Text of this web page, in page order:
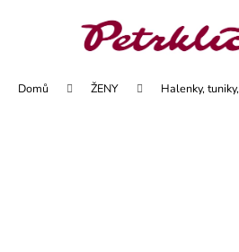
Domů ŽENY Halenky,
Zpět
obchodu
Zpět
obchodu